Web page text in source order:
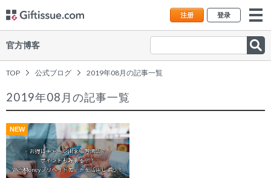
注册 登录
官方博客
TOP 公式ブログ 2019年08月の記事一覧
2019年08月の記事一覧
NEW